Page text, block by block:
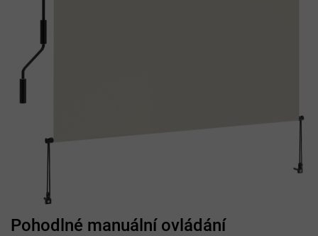
Pohodlné manuální ovládání